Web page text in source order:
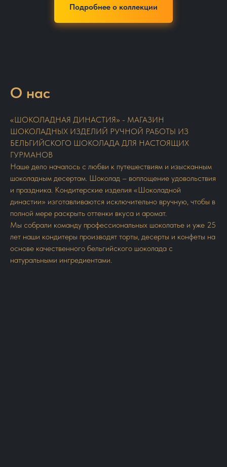
Подробнее о коллекции
О нас
«ШОКОЛАДНАЯ ДИНАСТИЯ» - МАГАЗИН
ШОКОЛАДНЫХ ИЗДЕЛИЙ РУЧНОЙ РАБОТЫ ИЗ
БЕЛЬГИЙСКОГО ШОКОЛАДА ДЛЯ НАСТОЯЩИХ
ГУРМАНОВ
Наше дело началось с любви к путешествиям и изысканным
шоколадным десертам. Шоколад – воплощение удовольствия
и праздника. Кондитерские изделия «Шоколадной
династии» изготавливаются исключительно вручную, чтобы в
полной мере раскрыть оттенки вкуса и аромат.
Мы собрали команду профессиональных шоколатье и уже 25
лет наши кондитеры производят торты, десерты и конфеты на
основе качественного бельгийского шоколада с
натуральными ингредиентами.